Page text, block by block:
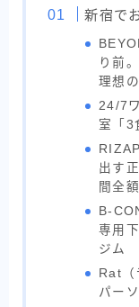
新宿で
り前
理想
24/7
室「3
出す
間全
B-
専用
ジム
Rat（
パー